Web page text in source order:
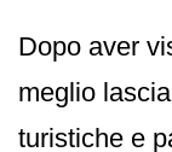
Dopo aver
meglio
turistiche e